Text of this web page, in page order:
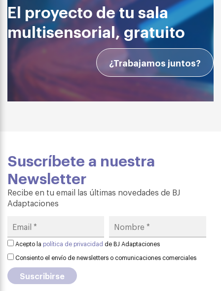
El proyecto de tu sala
multisensorial, gratuito
¿Trabajamos juntos?
Suscríbete a nuestra
Newsletter
Recibe en tu email las últimas novedades de BJ
Adaptaciones
Acepto la política de privacidad de BJ Adaptaciones
Consiento el envío de newsletters o comunicaciones comerciales